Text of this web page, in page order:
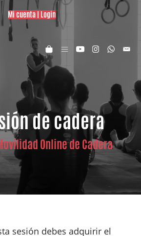
Mi cuenta | Login
de cadera
Online de Cadera
sesión debes adquirir el